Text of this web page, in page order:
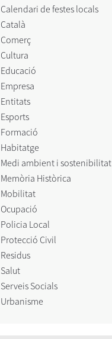
Calendari de festes locals
Català
Comerç
Cultura
Educació
Empresa
Entitats
Esports
Formació
Habitatge
Medi ambient i sostenibilitat
Memòria Històrica
Mobilitat
Ocupació
Policia Local
Protecció Civil
Residus
Salut
Serveis Socials
Urbanisme